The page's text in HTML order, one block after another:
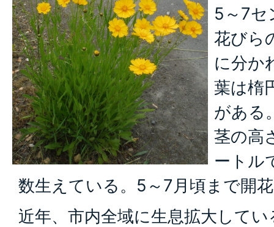
5～7セ
花びら
に分か
葉は楕
がある
茎の高
ートル
数生えている。5～7月頃まで開
近年、市内全域に生息拡大してい